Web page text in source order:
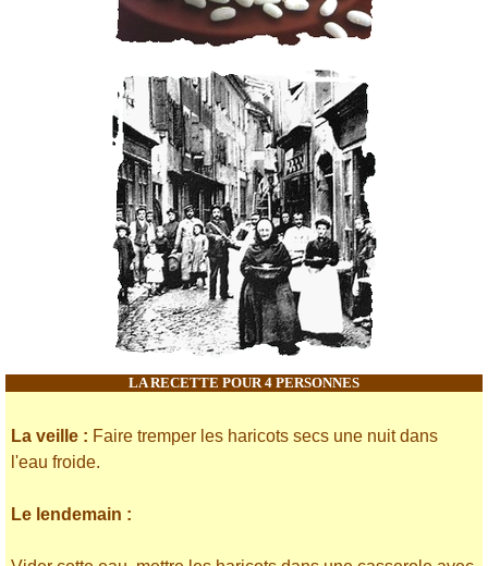
LA RECETTE POUR 4 PERSONNES
La veille : Faire tremper les haricots secs une nuit dans
l'eau froide.
Le lendemain :